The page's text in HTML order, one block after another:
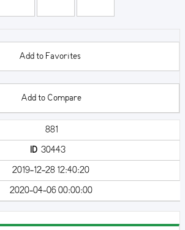
Add to Favorites
Add to Compare
881
ID30443
2019-12-28 12:40:20
2020-04-06 00:00:00